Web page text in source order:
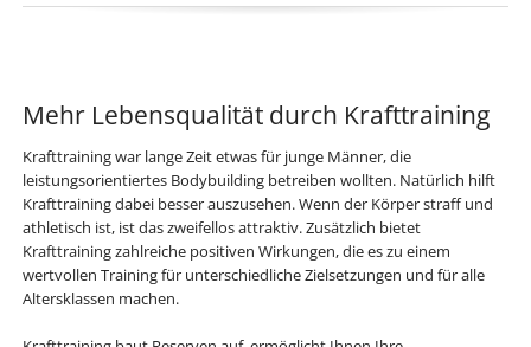
Mehr Lebensqualität durch Krafttraining
Krafttraining war lange Zeit etwas für junge Männer, die
leistungsorientiertes Bodybuilding betreiben wollten. Natürlich hilft
Krafttraining dabei besser auszusehen. Wenn der Körper straff und
athletisch ist, ist das zweifellos attraktiv. Zusätzlich bietet
Krafttraining zahlreiche positiven Wirkungen, die es zu einem
wertvollen Training für unterschiedliche Zielsetzungen und für alle
Altersklassen machen.